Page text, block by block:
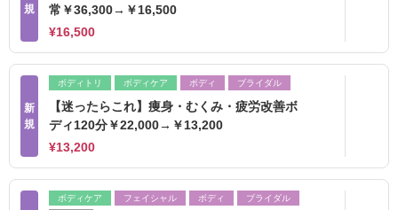
規
常￥36,300→￥16,500
¥16,500
新
規
ボディトリ ボディケア ボディ ブライダル
【迷ったらこれ】痩身・むくみ・疲労改善ボ
ディ120分￥22,000→￥13,200
¥13,200
ボディケア フェイシャル ボディ
ブライダル